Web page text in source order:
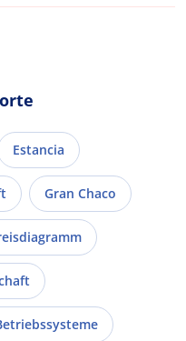
Estancia
Gran Chaco